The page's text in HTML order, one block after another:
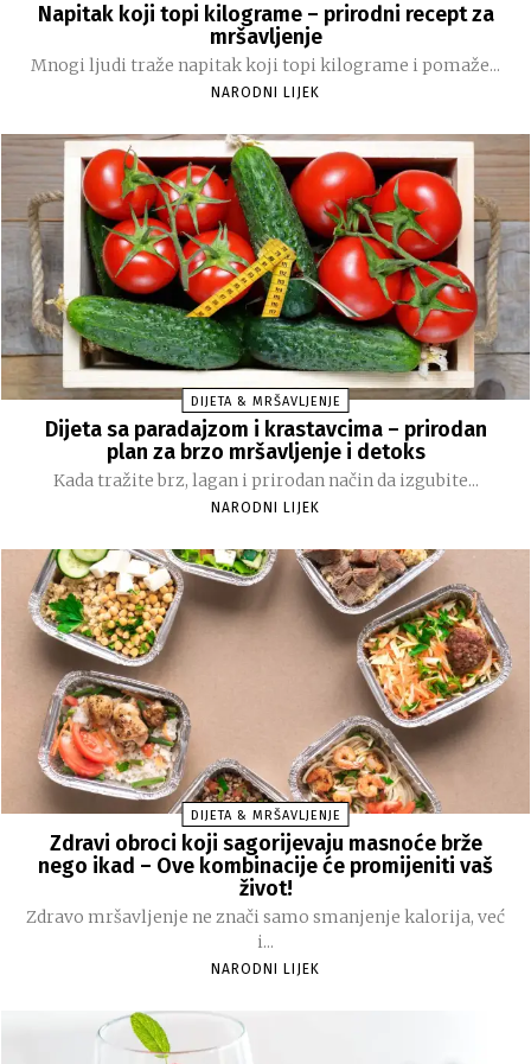
Napitak koji topi kilograme – prirodni recept za
mršavljenje
Mnogi ljudi traže napitak koji topi kilograme i pomaže...
NARODNI LIJEK
DIJETA & MRŠAVLJENJE
Dijeta sa paradajzom i krastavcima – prirodan
plan za brzo mršavljenje i detoks
Kada tražite brz, lagan i prirodan način da izgubite...
NARODNI LIJEK
DIJETA & MRŠAVLJENJE
Zdravi obroci koji sagorijevaju masnoće brže
nego ikad – Ove kombinacije će promijeniti vaš
život!
Zdravo mršavljenje ne znači samo smanjenje kalorija, već
i...
NARODNI LIJEK